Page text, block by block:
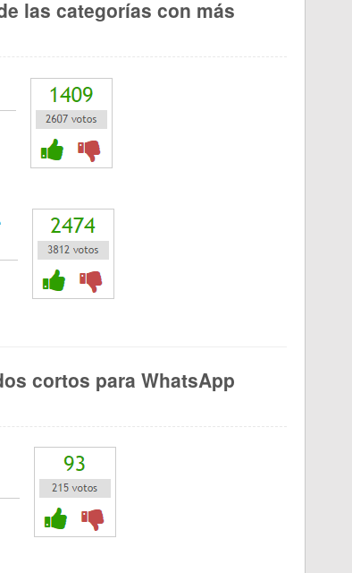
las categorías con más
cortos para WhatsApp